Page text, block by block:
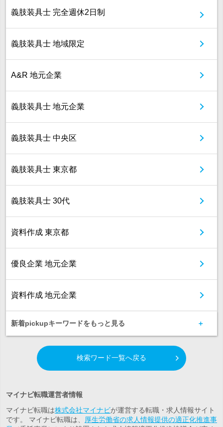
義肢装具士 完全週休2日制
義肢装具士 地域限定
A&R 地元企業
義肢装具士 地元企業
義肢装具士 中央区
義肢装具士 東京都
義肢装具士 30代
資料作成 東京都
優良企業 地元企業
資料作成 地元企業
新着pickupキーワードをもっと見る
検索ワード一覧へ戻る
マイナビ転職運営者情報
マイナビ転職は株式会社マイナビが運営する転職・求人情報サイト
です。 マイナビ転職は、
厚生労働省の求人情報提供の適正化推進事